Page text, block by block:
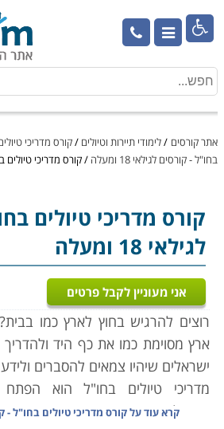

אתר קורסים /לימודי תיירות וטיולים /קורס מדריכי
בחו"ל - קורסים לגילאי 18 ומעלה
/קורס מדריכי טיולים
קורס מדריכי טיולים
לגילאי 18 ומעלה
אני מעוניין לקבל פרטים
רוצים להרגיש בחוץ לארץ כמו
ארץ מסוימת כמו את כף היד ולהדריך
ישראלים שיהיו צמאים להסברים
מדריכי טיולים בחו"ל הוא
בשבילכם. מדובר במקצוע מבוקש
קרא עוד עלקורס מדריכי טיולים בחו"ל -